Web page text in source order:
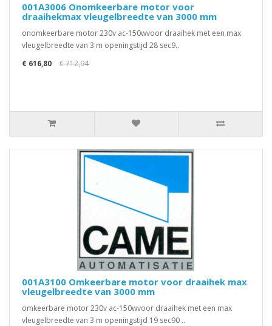
001A3006 Onomkeerbare motor voor
draaihekmax vleugelbreedte van 3000 mm
onomkeerbare motor 230v ac-150wvoor draaihek met een max
vleugelbreedte van 3 m openingstijd 28 sec9..
€ 616,80
€ 712,94
001A3100 Omkeerbare motor voor draaihek max
vleugelbreedte van 3000 mm
omkeerbare motor 230v ac-150wvoor draaihek met een max
vleugelbreedte van 3 m openingstijd 19 sec90 ..